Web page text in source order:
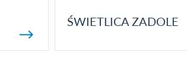
ŚWIETLICA ZADOLE